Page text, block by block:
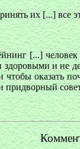
их [...]
[...]
и
чтобы оказать
придворный